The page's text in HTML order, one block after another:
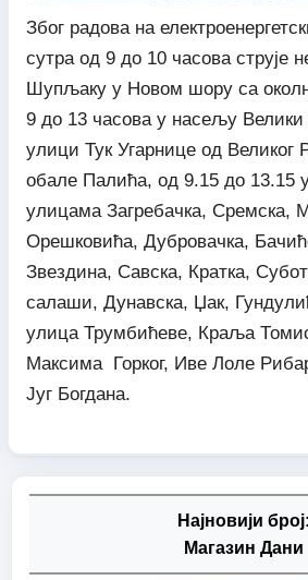
Због радова на
сутра од 9 до 10 часова струје
Шупљаку у Новом шору са
9 до 13 часова у насељу
улици Тук Угарнице од Великог
обале Палића, од 9.15 до 13.15
улицама Загребачка, Сремска,
Орешковића, Дубровачка,
Звездина, Савска, Кратка,
салаши, Дунавска, Џак,
улица Трумбићеве, Краља
Максима Горког, Иве Лоле
Југ Богдана.
Најновији број:
Магазин Дани